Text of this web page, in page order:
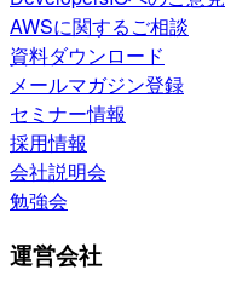
AWSに関するご相談
資料ダウンロード
メールマガジン登録
セミナー情報
採用情報
会社説明会
勉強会
運営会社